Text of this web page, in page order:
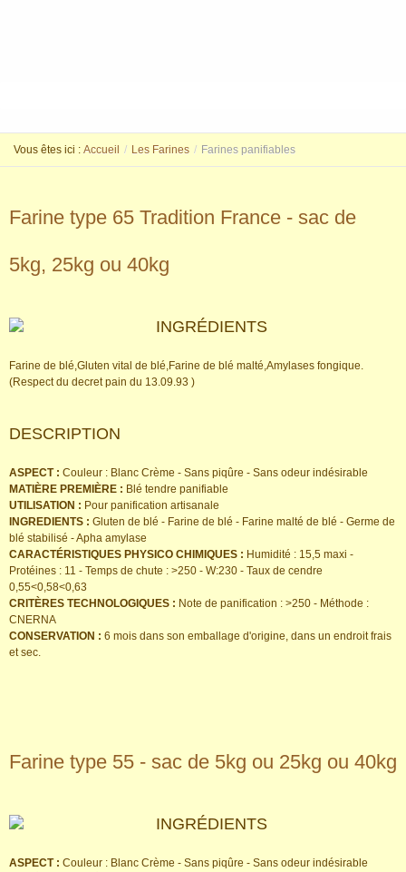
Vous êtes ici : Accueil / Les Farines / Farines panifiables
Farine type 65 Tradition France - sac de
5kg, 25kg ou 40kg
INGRÉDIENTS
Farine de blé,Gluten vital de blé,Farine de blé malté,Amylases fongique.
(Respect du decret pain du 13.09.93 )
DESCRIPTION
ASPECT : Couleur : Blanc Crème - Sans piqûre - Sans odeur indésirable
MATIÈRE PREMIÈRE : Blé tendre panifiable
UTILISATION : Pour panification artisanale
INGREDIENTS : Gluten de blé - Farine de blé - Farine malté de blé - Germe de
blé stabilisé - Apha amylase
CARACTÉRISTIQUES PHYSICO CHIMIQUES : Humidité : 15,5 maxi -
Protéines : 11 - Temps de chute : >250 - W:230 - Taux de cendre
0,55<0,58<0,63
CRITÈRES TECHNOLOGIQUES : Note de panification : >250 - Méthode :
CNERNA
CONSERVATION : 6 mois dans son emballage d'origine, dans un endroit frais
et sec.
Farine type 55 - sac de 5kg ou 25kg ou 40kg
INGRÉDIENTS
ASPECT : Couleur : Blanc Crème - Sans piqûre - Sans odeur indésirable